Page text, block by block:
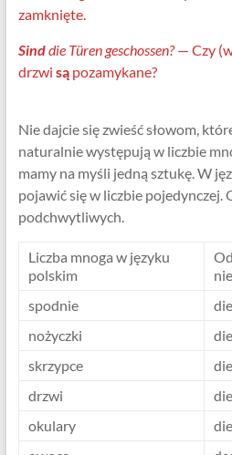
zamknięte.
Sinddie Türen geschossen?— Czy
drzwi sąpozamykane?
Nie dajcie się zwieść słowom,
naturalnie występują w liczbie
mamy na myśli jedną sztukę. W
pojawić się w liczbie pojedynczej.
podchwytliwych.
Liczba mnoga w języku
polskim
spodnie
nożyczki
skrzypce
drzwi
okulary